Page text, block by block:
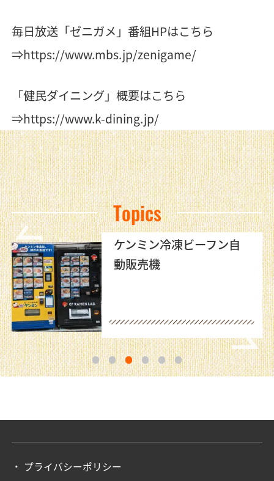
毎日放送「ゼニガメ」番組HPはこちら
⇒https://www.mbs.jp/zenigame/
「健民ダイニング」概要はこちら
⇒https://www.k-dining.jp/
Topics
ケンミン冷凍ビーフン自
動販売機
1 2 3 4 5 6
プライバシーポリシー